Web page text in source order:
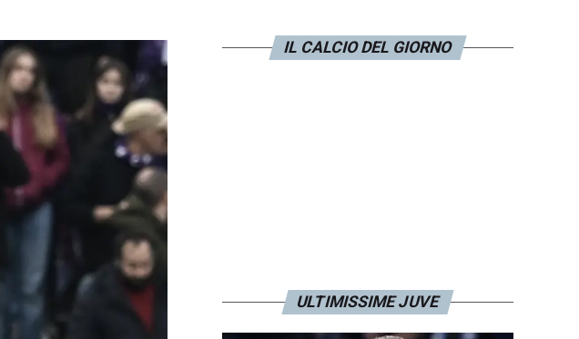
IL CALCIO DEL GIORNO
ULTIMISSIME JUVE